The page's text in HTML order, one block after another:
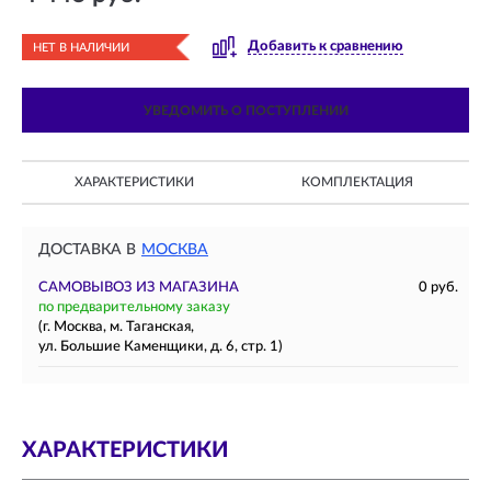
НЕТ В НАЛИЧИИ Добавить к сравнению
УВЕДОМИТЬ О ПОСТУПЛЕНИИ
ХАРАКТЕРИСТИКИ КОМПЛЕКТАЦИЯ
ДОСТАВКА В МОСКВА
САМОВЫВОЗ ИЗ МАГАЗИНА
0 руб.
по предварительному заказу
(г. Москва, м. Таганская,
ул. Большие Каменщики, д. 6, стр. 1)
ХАРАКТЕРИСТИКИ